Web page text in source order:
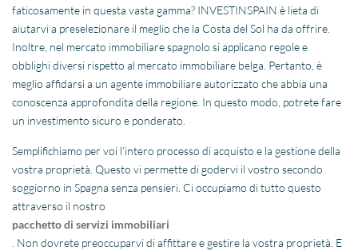
faticosamente in questa vasta gamma? INVESTINSPAIN è lieta di
aiutarvi a preselezionare il meglio che la Costa del Sol ha da offrire.
Inoltre, nel mercato immobiliare spagnolo si applicano regole e
obblighi diversi rispetto al mercato immobiliare belga. Pertanto, è
meglio affidarsi a un agente immobiliare autorizzato che abbia una
conoscenza approfondita della regione. In questo modo, potrete fare
un investimento sicuro e ponderato.
Semplifichiamo per voi l’intero processo di acquisto e la gestione della
vostra proprietà. Questo vi permette di godervi il vostro secondo
soggiorno in Spagna senza pensieri. Ci occupiamo di tutto questo
attraverso il nostro
pacchetto di servizi immobiliari
. Non dovrete preoccuparvi di affittare e gestire la vostra proprietà. E